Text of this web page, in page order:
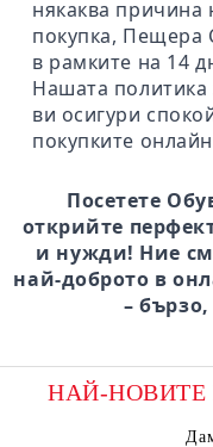
някаква причина
покупка, Пещера
в рамките на 14
Нашата политика
ви осигури
покупките
Посетете
открийте
и нужди! Ние
най-доброто в
–
НАЙ-НОВИТЕ